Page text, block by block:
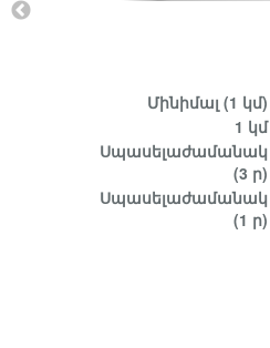
Մինիմալ(1 կմ)
1 կմ
Սպասելաժամանակ
(3 ր)
Սպասելաժամանակ
(1 ր)